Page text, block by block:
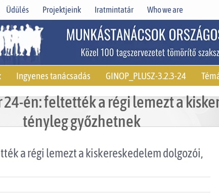
Üdülés Projektjeink Iratmintatár Who we are
Ingyenes tanácsadás GINOP_PLUSZ-3.2.3-24
én: feltették a régi lemezt a
tényleg győzhetnek
a régi lemezt a kiskereskedelem dolgozói,